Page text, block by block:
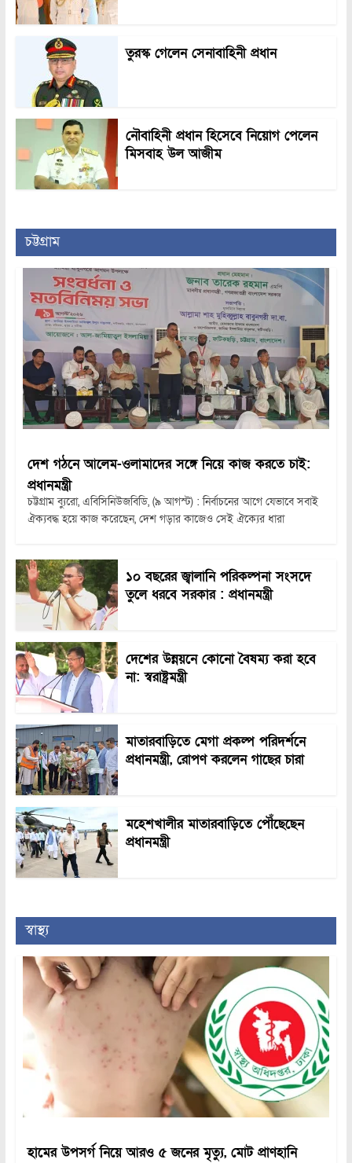
তুরস্ক গেলেন সেনাবাহিনী প্রধান
নৌবাহিনী প্রধান হিসেবে নিয়োগ পেলেন
মিসবাহ উল আজীম
চট্টগ্রাম
দেশ গঠনে আলেম-ওলামাদের সঙ্গে নিয়ে কাজ করতে চাই:
প্রধানমন্ত্রী
চট্টগ্রাম ব্যুরো, এবিসিনিউজবিডি, (৯ আগস্ট) : নির্বাচনের আগে যেভাবে সবাই
ঐক্যবদ্ধ হয়ে কাজ করেছেন, দেশ গড়ার কাজেও সেই ঐক্যের ধারা
১০ বছরের জ্বালানি পরিকল্পনা সংসদে
তুলে ধরবে সরকার : প্রধানমন্ত্রী
দেশের উন্নয়নে কোনো বৈষম্য করা হবে
না: স্বরাষ্ট্রমন্ত্রী
মাতারবাড়িতে মেগা প্রকল্প পরিদর্শনে
প্রধানমন্ত্রী, রোপণ করলেন গাছের চারা
মহেশখালীর মাতারবাড়িতে পৌঁছেছেন
প্রধানমন্ত্রী
স্বাস্থ্য
হামের উপসর্গ নিয়ে আরও ৫ জনের মৃত্যু, মোট প্রাণহানি